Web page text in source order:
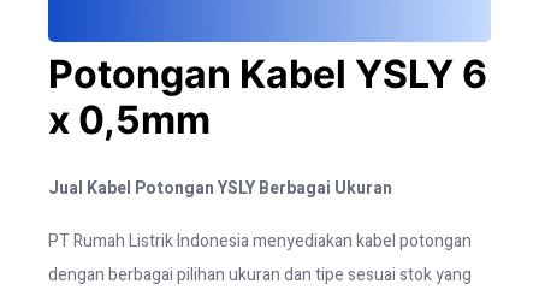
Potongan Kabel YSLY 6
x 0,5mm
Jual Kabel Potongan YSLY Berbagai Ukuran
PT Rumah Listrik Indonesia menyediakan kabel potongan
dengan berbagai pilihan ukuran dan tipe sesuai stok yang